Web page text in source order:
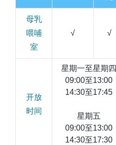
母乳
喂哺
室
√ √
开放
时间
星期一至星期四
09:00至13:00
14:30至17:45
星期五
09:00至13:00
14:30至17:30